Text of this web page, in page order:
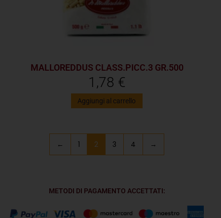
MALLOREDDUS CLASS.PICC.3 GR.500
1,78 €
Aggiungi al carrello
← 1 2 3 4 →
METODI DI PAGAMENTO ACCETTATI: